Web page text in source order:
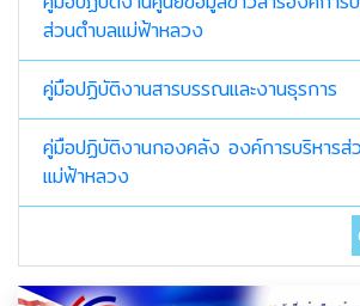
ส่วนตำบลแม่ฟ้าหลวง
คู่มือปฏิบัติงานสารบรรณและงานธุรการ
คู่มือปฏิบัติงานกองคลัง องค์การบริหารส่
แม่ฟ้าหลวง